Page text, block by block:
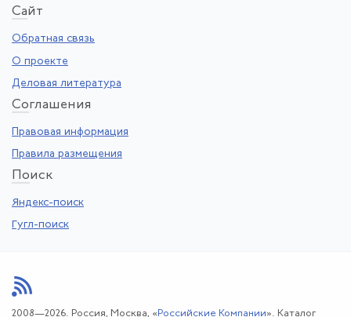
Сайт
Обратная связь
О проекте
Деловая литература
Соглашения
Правовая информация
Правила размещения
Поиск
Яндекс-поиск
Гугл-поиск
2008—2026. Россия, Москва, « Российские Компании». Каталог